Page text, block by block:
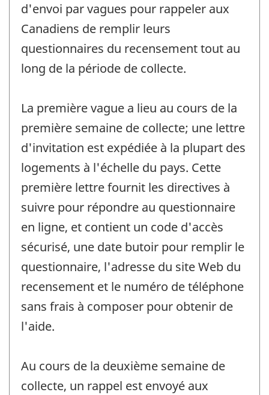
d'envoi par vagues pour rappeler aux
Canadiens de remplir leurs
questionnaires du recensement tout au
long de la période de collecte.
La première vague a lieu au cours de la
première semaine de collecte; une lettre
d'invitation est expédiée à la plupart des
logements à l'échelle du pays. Cette
première lettre fournit les directives à
suivre pour répondre au questionnaire
en ligne, et contient un code d'accès
sécurisé, une date butoir pour remplir le
questionnaire, l'adresse du site Web du
recensement et le numéro de téléphone
sans frais à composer pour obtenir de
l'aide.
Au cours de la deuxième semaine de
collecte, un rappel est envoyé aux